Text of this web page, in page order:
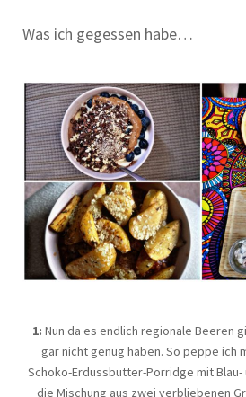
Was ich gegessen habe…
1: Nun da es endlich regionale Beeren
gar nicht genug haben. So peppe ich
Schoko-Erdussbutter-Porridge mit Blau-
die Mischung aus zwei verbliebenen